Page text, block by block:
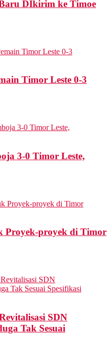
DIkirim ke Timoe
Timor Leste 0-3
3-0 Timor Leste,
Proyek-proyek di Timor
SDN
Tak Sesuai